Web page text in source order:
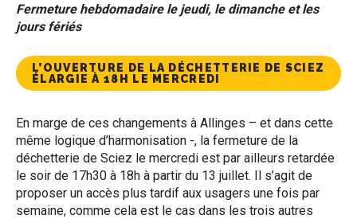
Fermeture hebdomadaire le jeudi, le dimanche et les
jours fériés
L’OUVERTURE DE LA DÉCHETTERIE DE SCIEZ
ÉLARGIE À 18H LE MERCREDI
En marge de ces changements à Allinges – et dans cette
même logique d’harmonisation -, la fermeture de la
déchetterie de Sciez le mercredi est par ailleurs retardée
le soir de 17h30 à 18h à partir du 13 juillet. Il s’agit de
proposer un accès plus tardif aux usagers une fois par
semaine, comme cela est le cas dans les trois autres